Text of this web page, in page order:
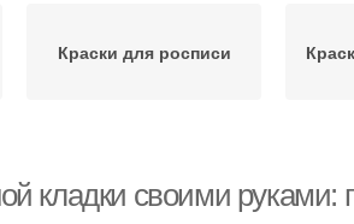
Краски для росписи
кладки своими руками: